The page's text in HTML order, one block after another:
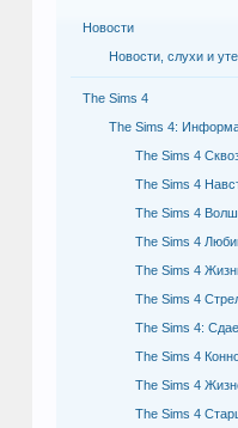
Новости
Новости, слухи и
The Sims 4
The Sims 4:
The Sims 4
The Sims 4
The Sims 4
The Sims 4
The Sims 4
The Sims 4
The Sims 4:
The Sims 4
The Sims 4
The Sims 4